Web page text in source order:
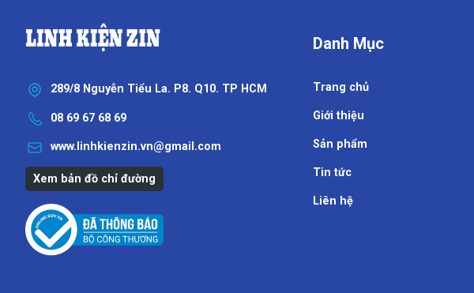
289/8 Nguyễn Tiểu La. P8. Q10. TP HCM
08 69 67 68 69
www.linhkienzin.vn@gmail.com
Xem bản đồ chỉ đường
Danh Mục
Trang chủ
Giới thiệu
Sản phẩm
Tin tức
Liên hệ